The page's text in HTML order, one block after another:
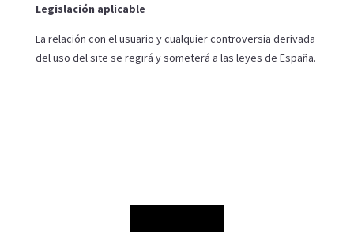
Legislación aplicable
La relación con el usuario y cualquier controversia derivada
del uso del site se regirá y someterá a las leyes de España.